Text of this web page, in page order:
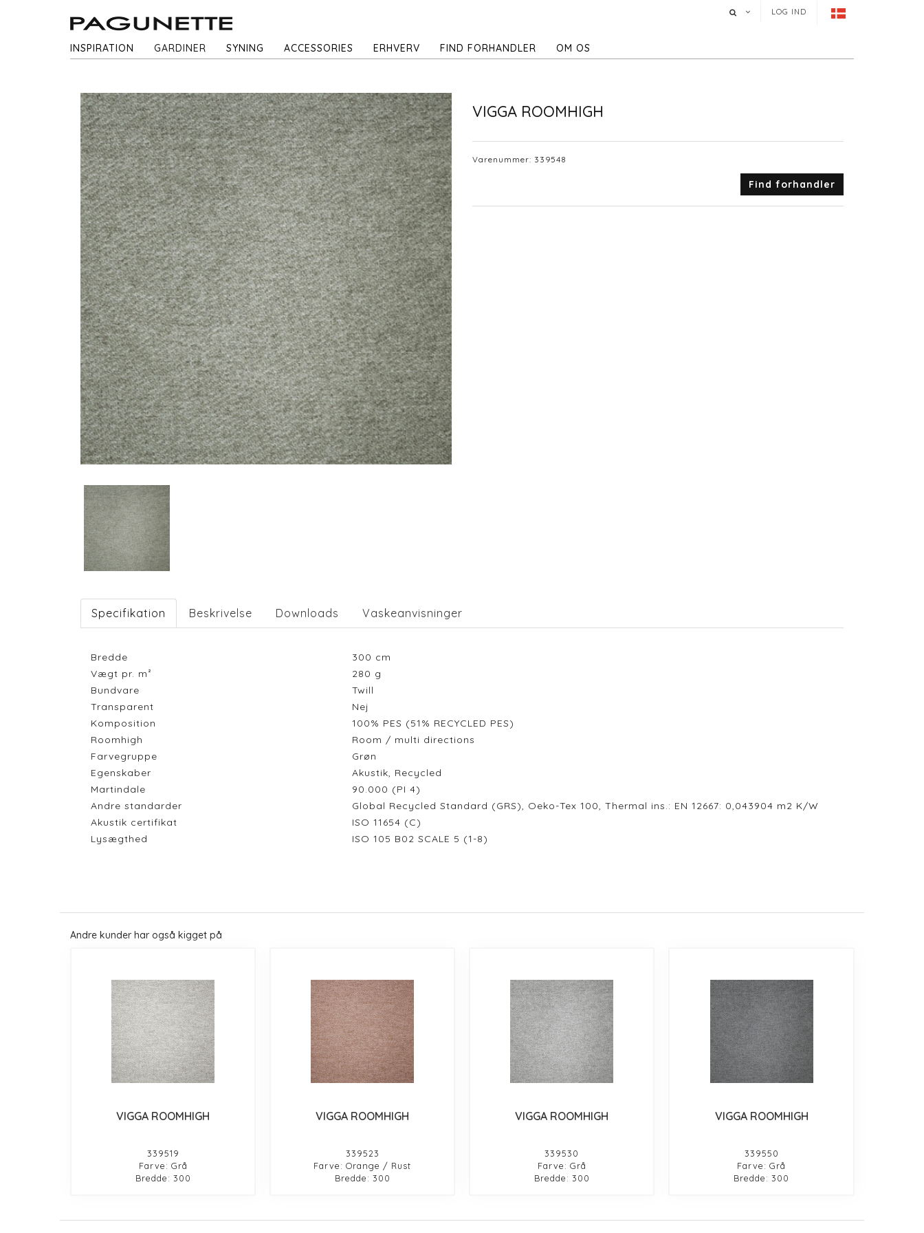
LOG IND
INSPIRATION GARDINER SYNING ACCESSORIES ERHVERV FIND FORHANDLER OM OS
VIGGA ROOMHIGH
Varenummer: 339548
Find forhandler
Specifikation Beskrivelse Downloads Vaskeanvisninger
Bredde 300 cm
Vægt pr. m²
280 g
Bundvare
Twill
Transparent
Nej
Komposition
100% PES (51% RECYCLED PES)
Roomhigh
Room / multi directions
Farvegruppe
Grøn
Egenskaber
Akustik, Recycled
Martindale
90.000 (PI 4)
Andre standarder
Global Recycled Standard (GRS), Oeko-Tex 100, Thermal ins.: EN 12667: 0,043904 m2 K/W
Akustik certifikat
ISO 11654 (C)
Lysægthed
ISO 105 B02 SCALE 5 (1-8)
Andre kunder har også kigget på
VIGGA ROOMHIGH
339519
Farve: Grå
Bredde: 300
VIGGA ROOMHIGH
339523
Farve: Orange / Rust
Bredde: 300
VIGGA ROOMHIGH
339530
Farve: Grå
Bredde: 300
VIGGA ROOMHIGH
339550
Farve: Grå
Bredde: 300